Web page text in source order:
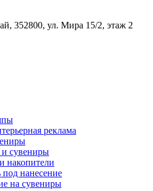
352800, ул. Мира 15/2, этаж 2
реклама
сувениры
накопители
под нанесение
на сувениры